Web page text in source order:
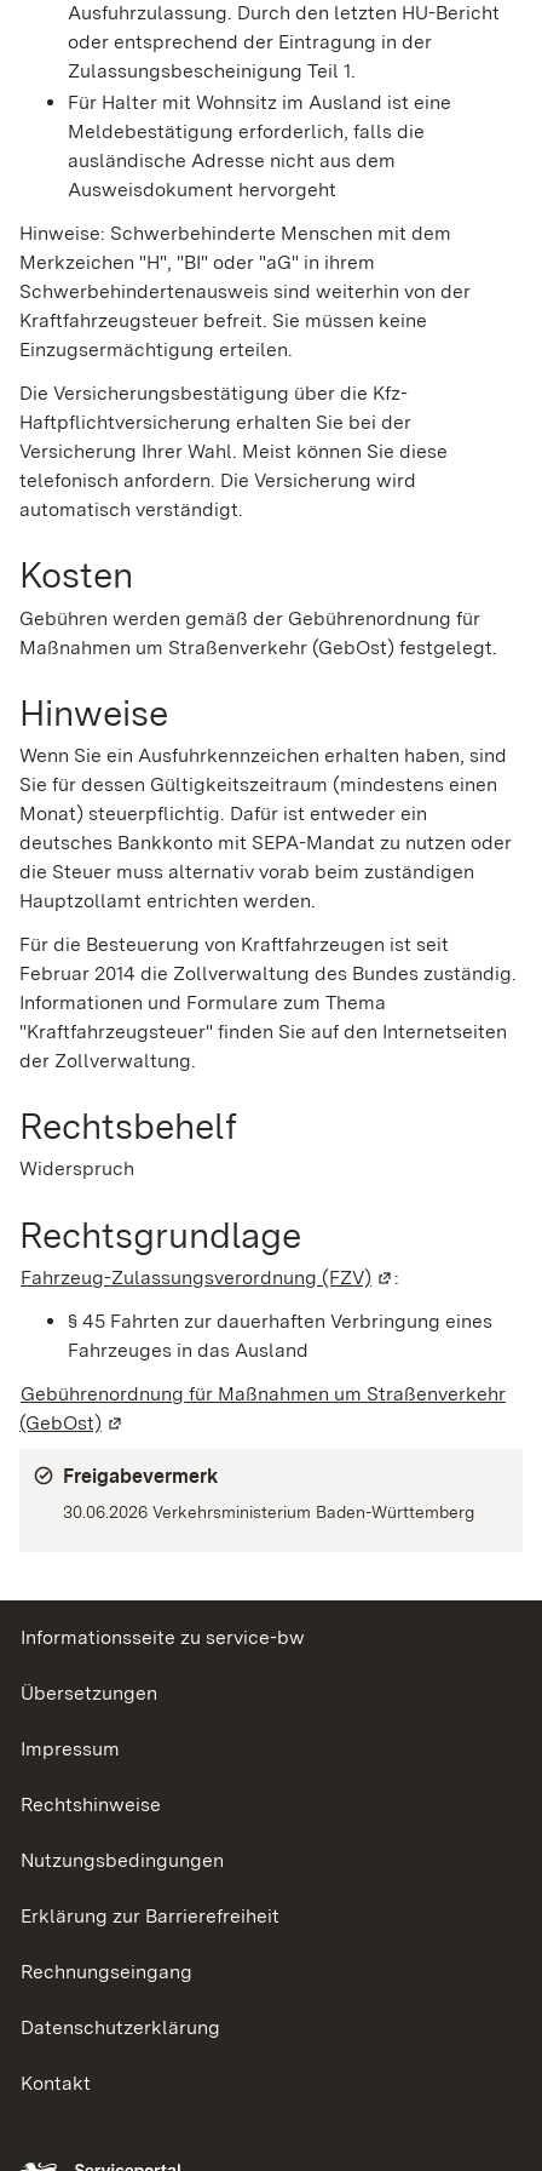
Ausfuhrzulassung. Durch den letzten HU-Bericht
oder entsprechend der Eintragung in der
Zulassungsbescheinigung Teil 1.
Für Halter mit Wohnsitz im Ausland ist eine
Meldebestätigung erforderlich, falls die
ausländische Adresse nicht aus dem
Ausweisdokument hervorgeht
Hinweise: Schwerbehinderte Menschen mit dem
Merkzeichen "H", "BI" oder "aG" in ihrem
Schwerbehindertenausweis sind weiterhin von der
Kraftfahrzeugsteuer befreit. Sie müssen keine
Einzugsermächtigung erteilen.
Die Versicherungsbestätigung über die Kfz-
Haftpflichtversicherung erhalten Sie bei der
Versicherung Ihrer Wahl. Meist können Sie diese
telefonisch anfordern. Die Versicherung wird
automatisch verständigt.
Kosten
Gebühren werden gemäß der Gebührenordnung für
Maßnahmen um Straßenverkehr (GebOst) festgelegt.
Hinweise
Wenn Sie ein Ausfuhrkennzeichen erhalten haben, sind
Sie für dessen Gültigkeitszeitraum (mindestens einen
Monat) steuerpflichtig. Dafür ist entweder ein
deutsches Bankkonto mit SEPA-Mandat zu nutzen oder
die Steuer muss alternativ vorab beim zuständigen
Hauptzollamt entrichten werden.
Für die Besteuerung von Kraftfahrzeugen ist seit
Februar 2014 die Zollverwaltung des Bundes zuständig.
Informationen und Formulare zum Thema
"Kraftfahrzeugsteuer" finden Sie auf den Internetseiten
der Zollverwaltung.
Rechtsbehelf
Widerspruch
Rechtsgrundlage
Fahrzeug-Zulassungsverordnung (FZV) (Wird in einem
:
§ 45 Fahrten zur dauerhaften Verbringung eines
Fahrzeuges in das Ausland
Gebührenordnung für Maßnahmen um Straßenverkehr
(GebOst) (Wird in einem neuen Fenster geöffnet)
Freigabevermerk
30.06.2026 Verkehrsministerium Baden-Württemberg
Informationsseite zu service-bw
Übersetzungen
Impressum
Rechtshinweise
Nutzungsbedingungen
Erklärung zur Barrierefreiheit
Rechnungseingang
Datenschutzerklärung
Kontakt